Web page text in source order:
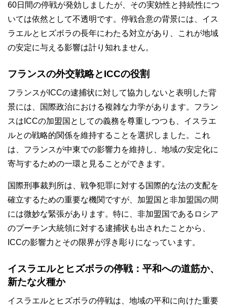
60日間の停戦が発効しましたが、その実効性と持続性につ
いては依然として不透明です。停戦合意の背景には、イス
ラエルとヒズボラの長年にわたる対立があり、これが地域
の安定に与える影響は計り知れません。
フランスの外交戦略とICCの役割
フランスがICCの逮捕状に対して協力しないと表明した背
景には、国際政治における複雑な力学があります。フラン
スはICCの加盟国としての義務を尊重しつつも、イスラエ
ルとの戦略的関係を維持することを選択しました。これ
は、フランスが中東での影響力を維持し、地域の安定化に
寄与するための一環と見ることができます。
国際刑事裁判所は、戦争犯罪に対する国際的な法の支配を
確立するための重要な機関ですが、加盟国と非加盟国の間
には微妙な緊張があります。特に、非加盟国であるロシア
のプーチン大統領に対する逮捕状も出されたことから、
ICCの影響力とその限界が浮き彫りになっています。
イスラエルとヒズボラの停戦：平和への道筋か、
新たな火種か
イスラエルとヒズボラの停戦は、地域の平和に向けた重要